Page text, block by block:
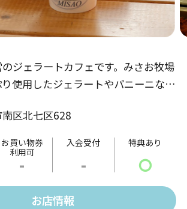
ジェラートカフェです。みさお牧場
使用したジェラートやパニーニなど
区北七区628
お買い物券
利用可
-
入会受付
-
特典あり
〇
お店情報